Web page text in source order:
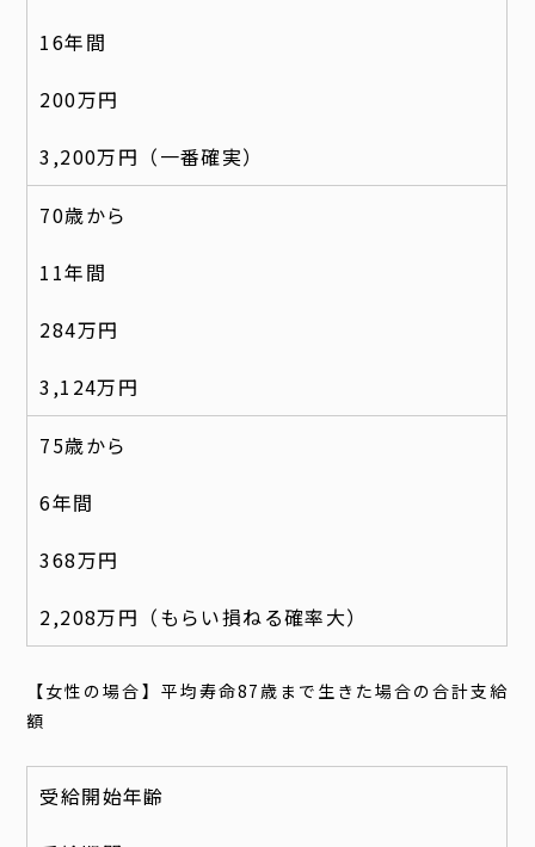
16年間
200万円
3,200万円（一番確実）
70歳から
11年間
284万円
3,124万円
75歳から
6年間
368万円
2,208万円（もらい損ねる確率大）
【女性の場合】平均寿命87歳まで生きた場合の合計支給
額
受給開始年齢